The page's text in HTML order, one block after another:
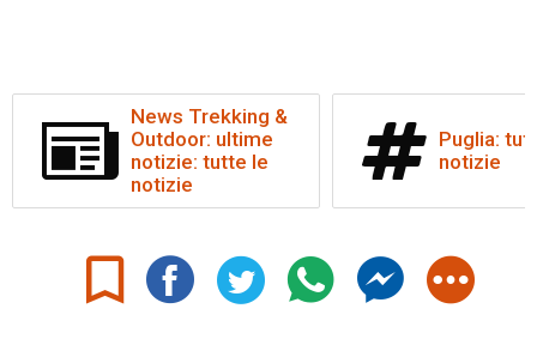
News Trekking &
Outdoor: ultime
notizie: tutte le
notizie
Puglia:
notizie